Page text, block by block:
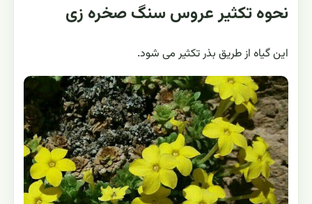
نحوه تکثیر عروس سنگ صخره زی
این گیاه از طریق بذر تکثیر می شود.